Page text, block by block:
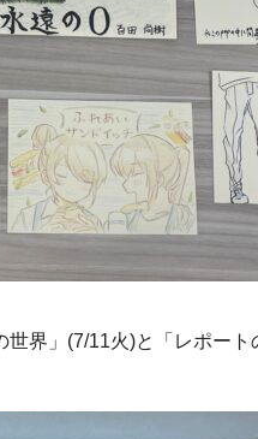
界」(7/11火)と「レポー